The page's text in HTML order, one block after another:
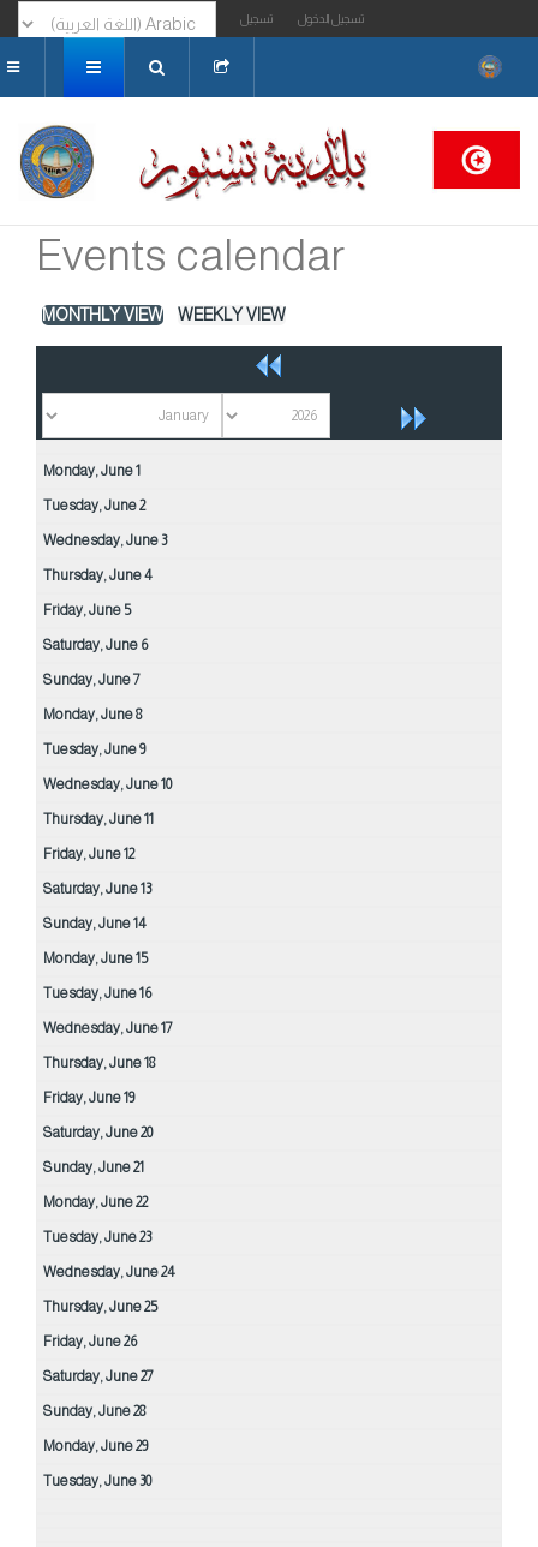
تسجيل الدخول تسجيل
البحث...
Events calendar
MONTHLY VIEW WEEKLY VIEW
Monday,June1
Tuesday,June2
Wednesday,June3
Thursday,June4
Friday,June 5
Saturday,June 6
Sunday,June7
Monday,June8
Tuesday,June9
Wednesday,June10
Thursday,June11
Friday,June12
Saturday,June13
Sunday,June14
Monday,June15
Tuesday,June16
Wednesday,June17
Thursday,June18
Friday,June19
Saturday,June20
Sunday,June21
Monday,June22
Tuesday,June23
Wednesday,June24
Thursday,June25
Friday,June26
Saturday,June27
Sunday,June28
Monday,June29
Tuesday,June30